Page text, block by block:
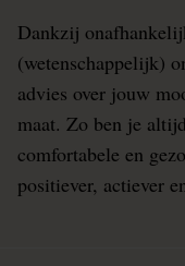
Dankzij
(wetenschappelijk)
advies over jouw
maat. Zo ben je
comfortabele en
positiever, actiever